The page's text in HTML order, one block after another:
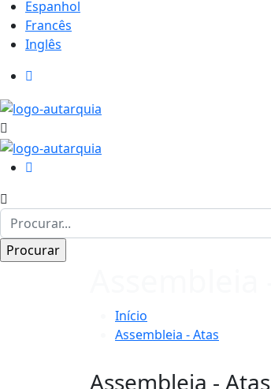
Espanhol
Francês
Inglês
Início
Assembleia - Atas
Assembleia - Atas